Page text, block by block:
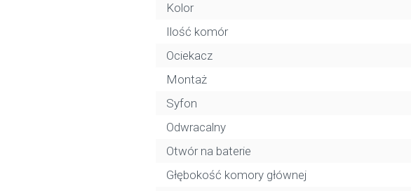
Kolor
Ilość komór
Ociekacz
Montaż
Syfon
Odwracalny
Otwór na baterie
Głębokość komory głównej